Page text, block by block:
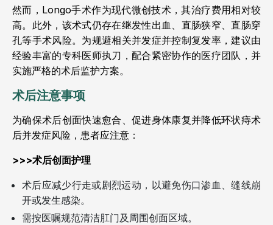
然而，Longo手术作为现代微创技术，其治疗费用相对较
高。此外，该术式仍存在继发性出血、直肠狭窄、直肠穿
孔等手术风险。为规避相关并发症并控制复发率，建议由
经验丰富的专科医师执刀，配合紧密协作的医疗团队，并
实施严格的术后监护方案。
术后注意事项
为确保术后创面快速愈合、促进身体康复并降低环状痔术
后并发症风险，患者应注意：
>>>术后创面护理
术后应减少行走或剧烈运动，以避免伤口渗血、缝线崩
开或发生感染。
需按医嘱规范清洁肛门及周围创面区域。